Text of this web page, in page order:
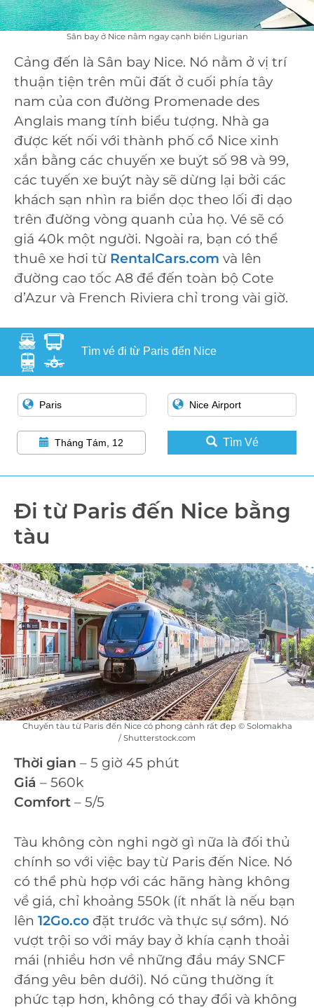
Sân bay ở Nice nằm ngay cạnh biển Ligurian
Cảng đến là Sân bay Nice. Nó nằm ở vị trí
thuận tiện trên mũi đất ở cuối phía tây
nam của con đường Promenade des
Anglais mang tính biểu tượng. Nhà ga
được kết nối với thành phố cổ Nice xinh
xắn bằng các chuyến xe buýt số 98 và 99,
các tuyến xe buýt này sẽ dừng lại bởi các
khách sạn nhìn ra biển dọc theo lối đi dạo
trên đường vòng quanh của họ. Vé sẽ có
giá 40k một người. Ngoài ra, bạn có thể
thuê xe hơi từ RentalCars.com và lên
đường cao tốc A8 để đến toàn bộ Cote
d’Azur và French Riviera chỉ trong vài giờ.
Tìm vé đi từ Paris đến Nice
Tháng Tám, 12 Tìm Vé
Đi từ Paris đến Nice bằng
tàu
Chuyến tàu từ Paris đến Nice có phong cảnh rất đẹp © Solomakha
/ Shutterstock.com
Thời gian – 5 giờ 45 phút
Giá – 560k
Comfort – 5/5
Tàu không còn nghi ngờ gì nữa là đối thủ
chính so với việc bay từ Paris đến Nice. Nó
có thể phù hợp với các hãng hàng không
về giá, chỉ khoảng 550k (ít nhất là nếu bạn
lên 12Go.co đặt trước và thực sự sớm). Nó
vượt trội so với máy bay ở khía cạnh thoải
mái (nhiều hơn về những đầu máy SNCF
đáng yêu bên dưới). Nó cũng thường ít
phức tạp hơn, không có thay đổi và không